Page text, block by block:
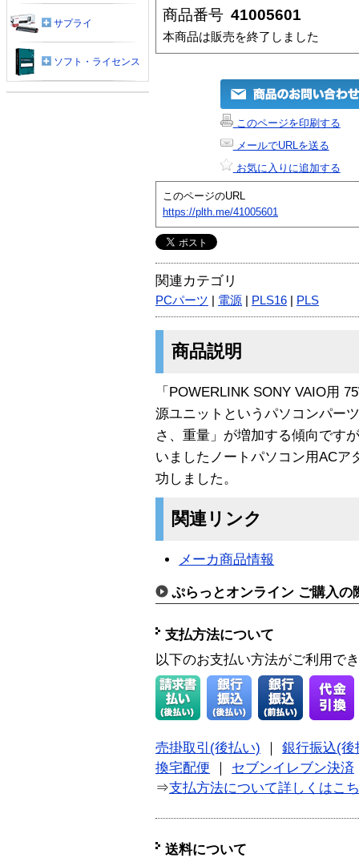
商品番号 41005601
本商品は販売を終了しました
このページを印刷する
メールでURLを送る
お気に入りに追加する
このページのURL
https://plth.me/41005601
関連カテゴリ
PCパーツ 電源 PLS16 PLS
商品説明
「POWERLINK SONY VAIO用
源ユニットというパソコンパー
さ、重量」が増加する傾向です
いましたノートパソコン用ACア
功しました。
関連リンク
メーカ商品情報
ぷらっとオンライン ご購入の
支払方法について
以下のお支払い方法がご利用で
売掛取引(後払い)
銀行振込(後
換宅配便
セブンイレブン決済
⇒支払方法について詳しくはこ
送料について
サプライ
ソフト・ライセンス